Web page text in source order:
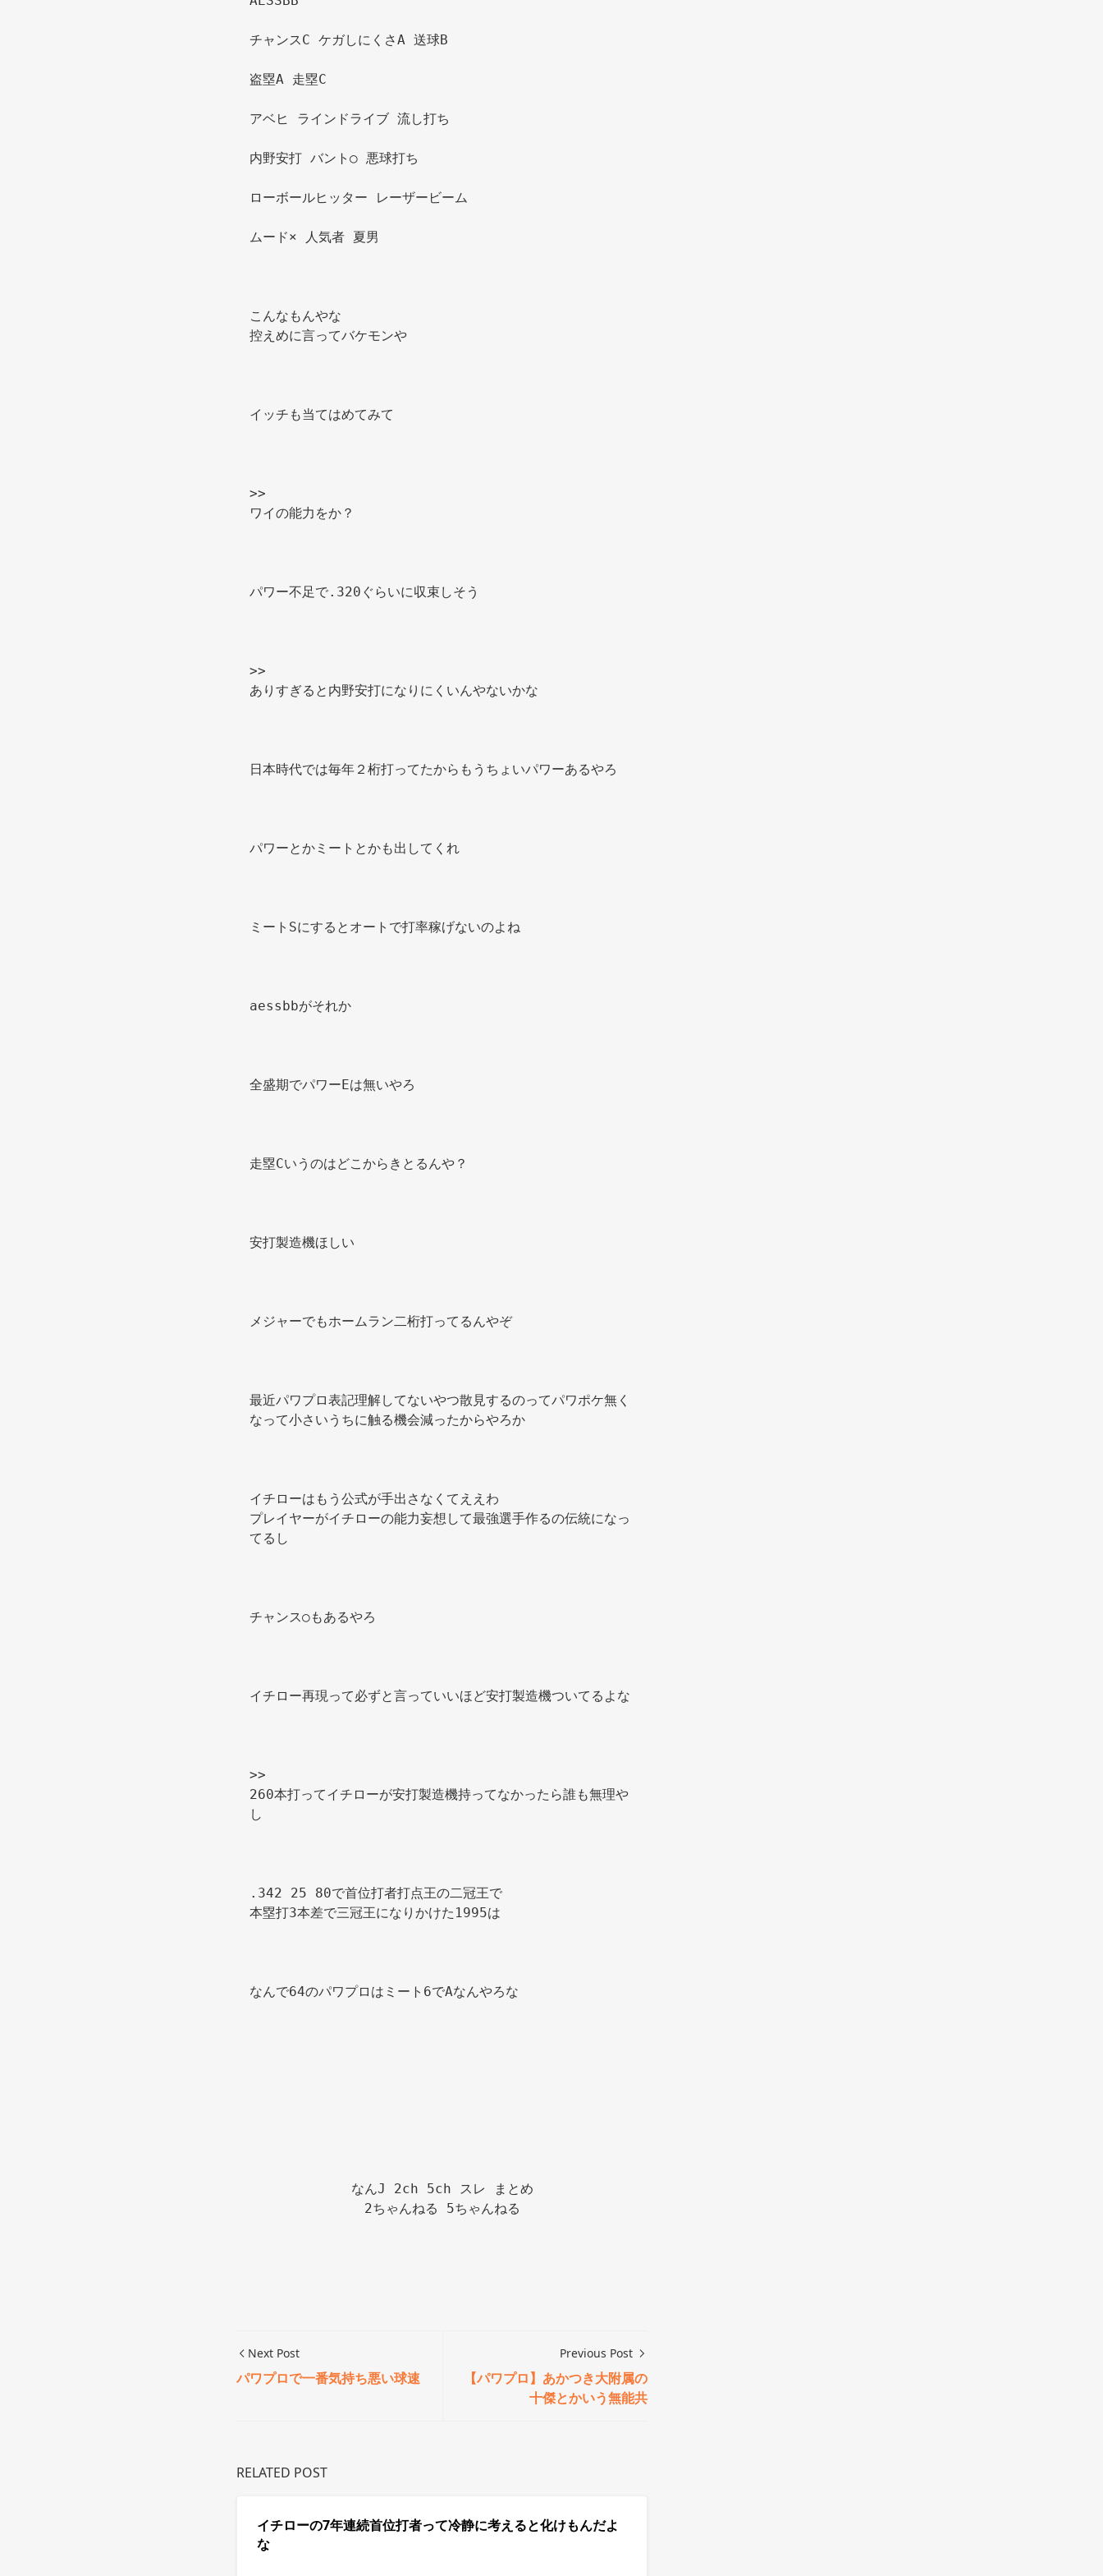
チャンスC ケガしにくさA 送球B
盗塁A 走塁C
アベヒ ラインドライブ 流し打ち
内野安打 バント○ 悪球打ち
ローボールヒッター レーザービーム
ムード× 人気者 夏男
こんなもんやな
控えめに言ってバケモンや
イッチも当てはめてみて
>>
ワイの能力をか？
パワー不足で.320ぐらいに収束しそう
>>
ありすぎると内野安打になりにくいんやないかな
日本時代では毎年２桁打ってたからもうちょいパワーあるやろ
パワーとかミートとかも出してくれ
ミートSにするとオートで打率稼げないのよね
aessbbがそれか
全盛期でパワーEは無いやろ
走塁Cいうのはどこからきとるんや？
安打製造機ほしい
メジャーでもホームラン二桁打ってるんやぞ
最近パワプロ表記理解してないやつ散見するのってパワポケ無く
なって小さいうちに触る機会減ったからやろか
イチローはもう公式が手出さなくてええわ
プレイヤーがイチローの能力妄想して最強選手作るの伝統になっ
てるし
チャンス○もあるやろ
>>
260本打ってイチローが安打製造機持ってなかったら誰も無理や
し
.342 25 80で首位打者打点王の二冠王で
本塁打3本差で三冠王になりかけた1995は
なんで64のパワプロはミート6でAなんやろな
なんJ 2ch 5ch スレ まとめ
2ちゃんねる 5ちゃんねる
Next Post
パワプロで一番気持ち悪い球速
Previous Post
【パワプロ】あかつき大附属の
十傑とかいう無能共
RELATED POST
イチローの7年連続首位打者って冷静に考えると化けもんだよ
な